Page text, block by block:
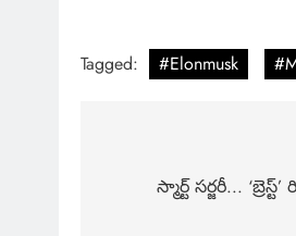
Tagged: #Elonmusk
స్మార్ట్ సర్జరీ.‌‌..